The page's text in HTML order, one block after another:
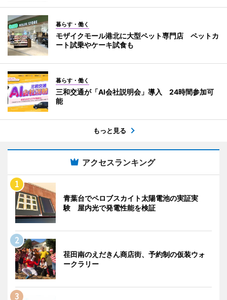
暮らす・働く
モザイクモール港北に大型ペット専門店 ペットカ
ート試乗やケーキ試食も
暮らす・働く
三和交通が「AI会社説明会」導入 24時間参加可
能
もっと見る
アクセスランキング
青葉台でペロブスカイト太陽電池の実証実
験 屋内光で発電性能を検証
荏田南のえだきん商店街、予約制の仮装ウォ
ークラリー